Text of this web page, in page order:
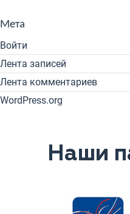
Мета
Войти
Лента записей
Лента комментариев
WordPress.org
Наши